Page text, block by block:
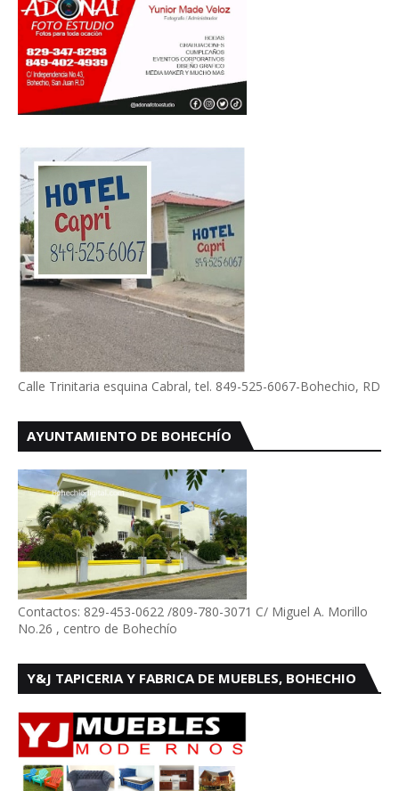
Calle Trinitaria esquina Cabral, tel. 849-525-6067-Bohechio, RD
AYUNTAMIENTO DE BOHECHÍO
Contactos: 829-453-0622 /809-780-3071 C/ Miguel A. Morillo
No.26 , centro de Bohechío
Y&J TAPICERIA Y FABRICA DE MUEBLES, BOHECHIO